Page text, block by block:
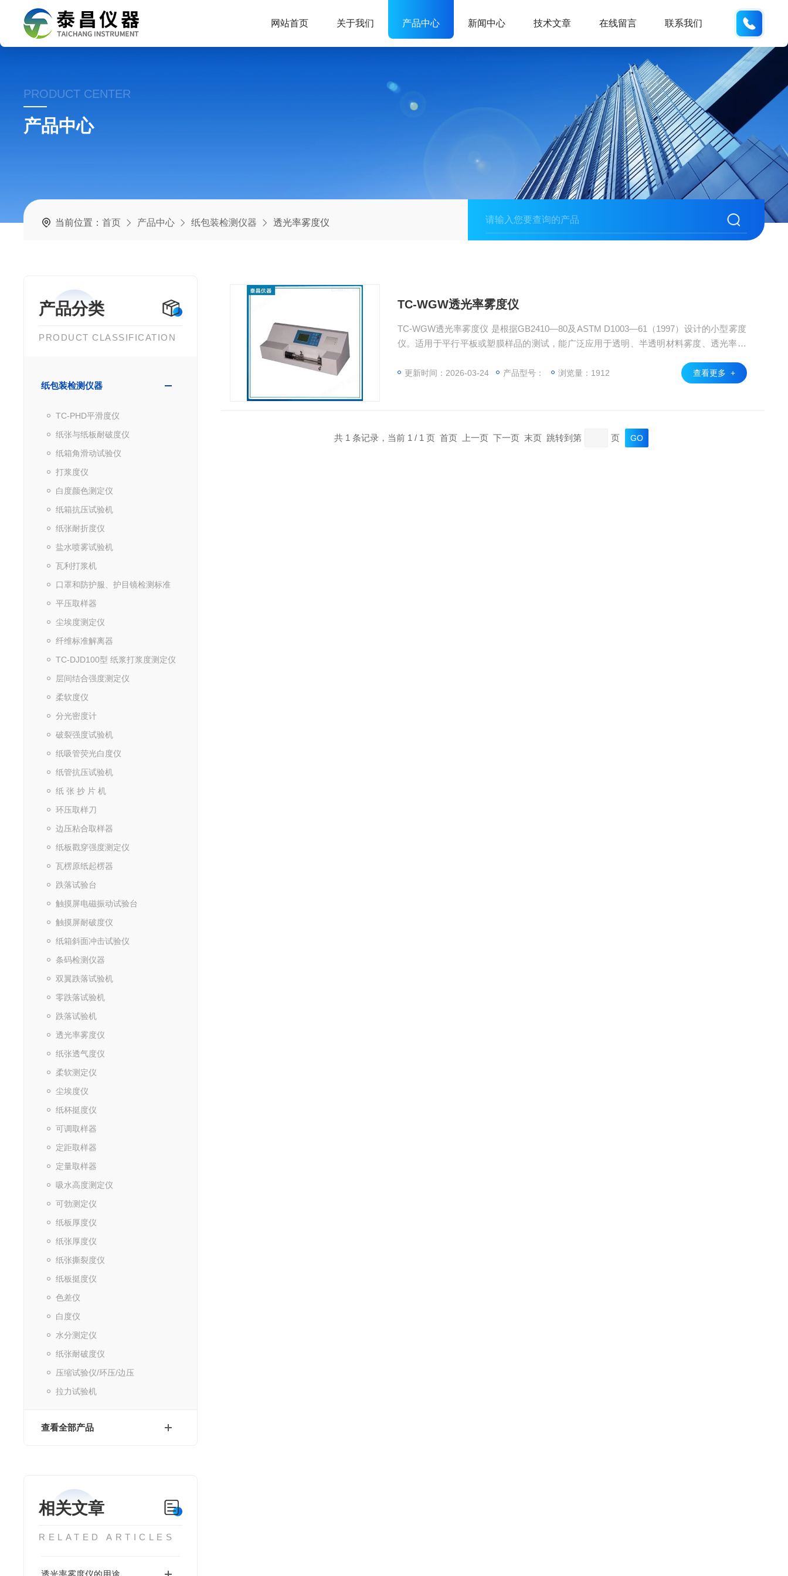
网站首页 关于我们 产品中心 新闻中心 技术文章 在线留言 联系我们
PRODUCT CENTER
产品中心
当前位置：首页 产品中心 纸包装检测仪器 透光率雾度仪
产品分类
PRODUCT CLASSIFICATION
纸包装检测仪器
TC-PHD平滑度仪
纸张与纸板耐破度仪
纸箱角滑动试验仪
打浆度仪
白度颜色测定仪
纸箱抗压试验机
纸张耐折度仪
盐水喷雾试验机
瓦利打浆机
口罩和防护服、护目镜检测标准
平压取样器
尘埃度测定仪
纤维标准解离器
TC-DJD100型 纸浆打浆度测定仪
层间结合强度测定仪
柔软度仪
分光密度计
破裂强度试验机
纸吸管荧光白度仪
纸管抗压试验机
纸 张 抄 片 机
环压取样刀
边压粘合取样器
纸板戳穿强度测定仪
瓦楞原纸起楞器
跌落试验台
触摸屏电磁振动试验台
触摸屏耐破度仪
纸箱斜面冲击试验仪
条码检测仪器
双翼跌落试验机
零跌落试验机
跌落试验机
透光率雾度仪
纸张透气度仪
柔软测定仪
尘埃度仪
纸杯挺度仪
可调取样器
定距取样器
定量取样器
吸水高度测定仪
可勃测定仪
纸板厚度仪
纸张厚度仪
纸张撕裂度仪
纸板挺度仪
色差仪
白度仪
水分测定仪
纸张耐破度仪
压缩试验仪/环压/边压
拉力试验机
查看全部产品
相关文章
RELATED ARTICLES
透光率雾度仪的用途
TC-WGW透光率雾度仪
TC-WGW透光率雾度仪 是根据GB2410—80及ASTM D1003—61（1997）设计的小型雾度
仪。适用于平行平板或塑膜样品的测试，能广泛应用于透明、半透明材料雾度、透光率的
更新时间：2026-03-24 产品型号： 浏览量：1912 查看更多 +
共 1 条记录，当前 1 / 1 页 首页 上一页 下一页 末页 跳转到第 页